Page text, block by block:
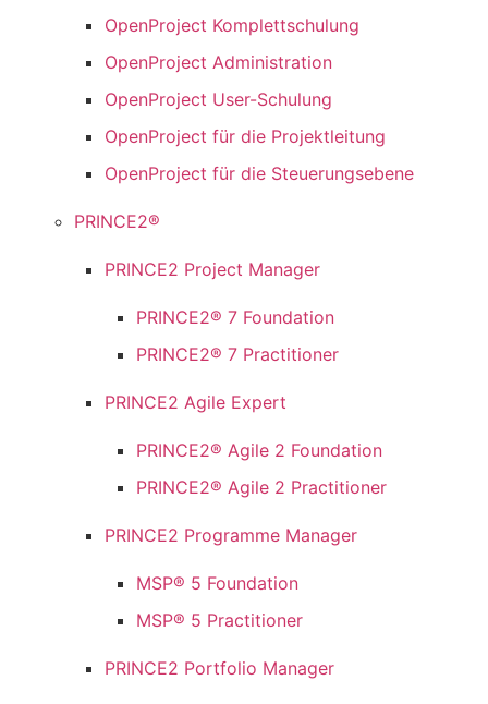
OpenProject Komplettschulung
OpenProject Administration
OpenProject User-Schulung
OpenProject für die Projektleitung
OpenProject für die Steuerungsebene
PRINCE2®
PRINCE2 Project Manager
PRINCE2® 7 Foundation
PRINCE2® 7 Practitioner
PRINCE2 Agile Expert
PRINCE2® Agile 2 Foundation
PRINCE2® Agile 2 Practitioner
PRINCE2 Programme Manager
MSP® 5 Foundation
MSP® 5 Practitioner
PRINCE2 Portfolio Manager